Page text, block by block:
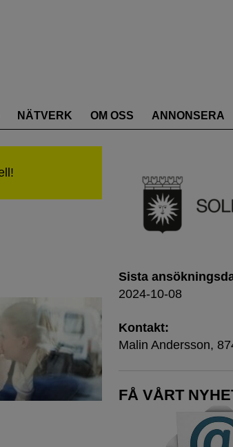
NÄTVERK OM OSS ANNONSERA
Sista
2024-10-08
Kontakt:
Malin Andersson,
FÅ VÅRT